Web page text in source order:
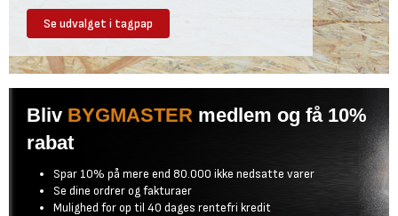
Se udvalget i tagpap
Bliv BYGMASTER medlem og få 10%
rabat
Spar 10% på mere end 80.000 ikke nedsatte varer
Se dine ordrer og fakturaer
Mulighed for op til 40 dages rentefri kredit